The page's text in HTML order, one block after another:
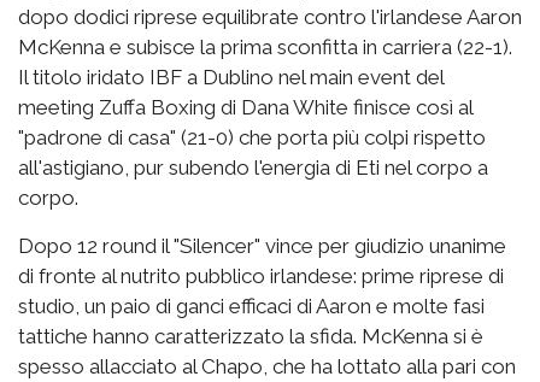
dopo dodici riprese equilibrate contro l'irlandese Aaron
McKenna e subisce la prima sconfitta in carriera (22-1).
Il titolo iridato IBF a Dublino nel main event del
meeting Zuffa Boxing di Dana White finisce così al
"padrone di casa" (21-0) che porta più colpi rispetto
all'astigiano, pur subendo l'energia di Eti nel corpo a
corpo.
Dopo 12 round il "Silencer" vince per giudizio unanime
di fronte al nutrito pubblico irlandese: prime riprese di
studio, un paio di ganci efficaci di Aaron e molte fasi
tattiche hanno caratterizzato la sfida. McKenna si è
spesso allacciato al Chapo, che ha lottato alla pari con